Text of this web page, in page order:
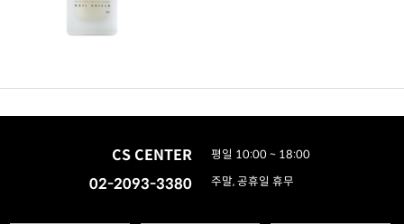
CS CENTER
02-2093-3380
평일 10:00 ~ 18:00
주말, 공휴일 휴무